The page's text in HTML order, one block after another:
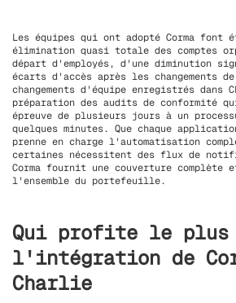
Les équipes qui ont adopté Corma font
élimination quasi totale des comptes
départ d'employés, d'une diminution
écarts d'accès après les changements
changements d'équipe enregistrés
préparation des audits de conformité
épreuve de plusieurs jours à un
quelques minutes. Que chaque
prenne en charge l'automatisation
certaines nécessitent des flux de
Corma fournit une couverture
l'ensemble du portefeuille.
Qui profite le plus
l'intégration de
Charlie